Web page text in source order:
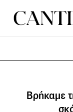
Βρήκαμε